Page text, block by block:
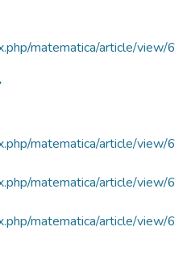
matematica/article/view/6
matematica/article/view/6
matematica/article/view/6
matematica/article/view/6